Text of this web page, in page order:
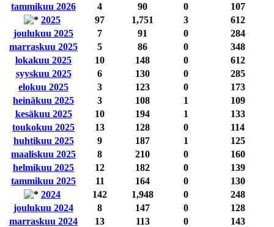
tammikuu 2026
4 90 0
107
2025
97 1,751 3
612
joulukuu 2025
7 91 0
284
marraskuu 2025
5 86 0
348
lokakuu 2025
10 148 0
612
syyskuu 2025
6 130 0
285
elokuu 2025
3 123 0
173
heinäkuu 2025
3 108 1
109
kesäkuu 2025
10 194 1
133
toukokuu 2025
13 128 0
114
huhtikuu 2025
9 187 1
125
maaliskuu 2025
8 210 0
160
helmikuu 2025
12 182 0
139
tammikuu 2025
11 164 0
130
2024
142 1,948 0
248
joulukuu 2024
8 147 0
128
marraskuu 2024
13 113 0
143